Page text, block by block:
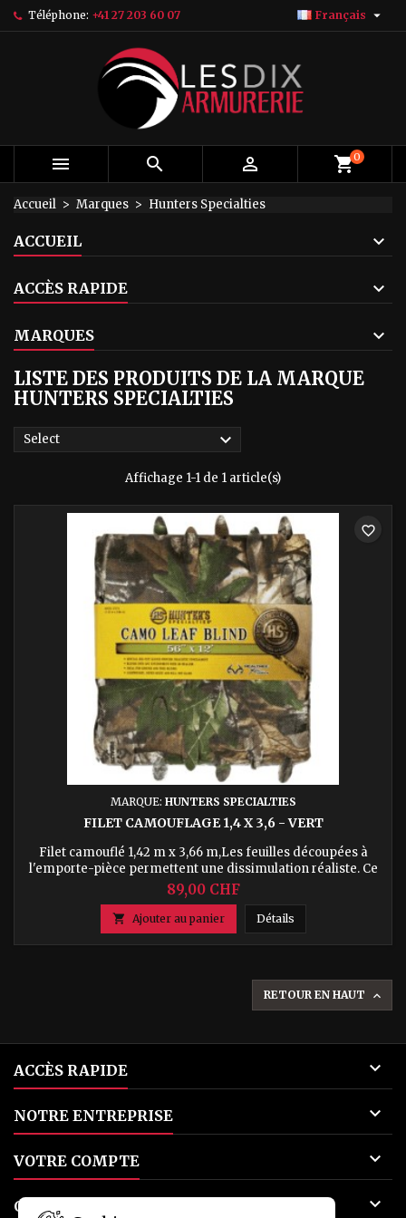
Téléphone: +41 27 203 60 07 Français 
   0
Accueil Marques Hunters Specialties
ACCUEIL
ACCÈS RAPIDE
MARQUES
LISTE DES PRODUITS DE LA MARQUE
HUNTERS SPECIALTIES
Select 
Affichage 1-1 de 1 article(s)
MARQUE: HUNTERS SPECIALTIES
FILET CAMOUFLAGE 1,4 X 3,6 - VERT
Filet camouflé 1,42 m x 3,66 m,Les feuilles découpées à
l'emporte-pièce permettent une dissimulation réaliste. Ce
filet se fond dans l'environnement naturel avec un réalisme
en 3D, très silencieux et résistant à l'éblouissement
89,00 CHF
 Ajouter au panier DétailsFilet camouflage
favorite_border
RETOUR EN HAUT 
ACCÈS RAPIDE 
NOTRE ENTREPRISE 
VOTRE COMPTE 
CONTACT 
My wishlists ×
Create new list
((modalTitle)) ×
((confirmMessage))
Créer une liste d'envies ×
Nom de la liste d'envies
Créer une liste d'envies
Connexion ×
Vous devez être connecté pour ajouter des produits
à votre liste d'envies.
Annuler Connexion